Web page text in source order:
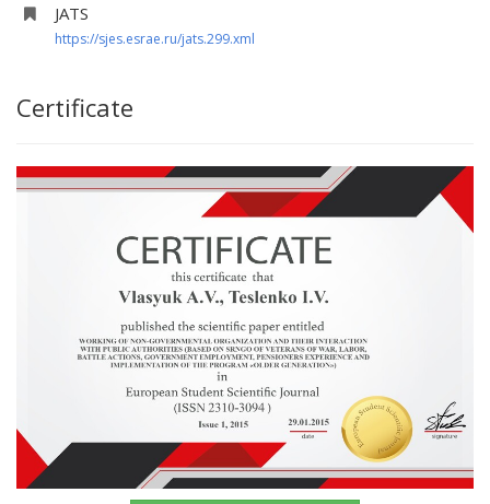
JATS
https://sjes.esrae.ru/jats.299.xml
Certificate